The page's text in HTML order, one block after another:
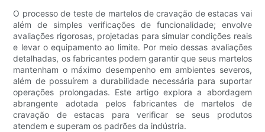
O processo de teste de martelos de cravação de estacas vai
além de simples verificações de funcionalidade; envolve
avaliações rigorosas, projetadas para simular condições reais
e levar o equipamento ao limite. Por meio dessas avaliações
detalhadas, os fabricantes podem garantir que seus martelos
mantenham o máximo desempenho em ambientes severos,
além de possuírem a durabilidade necessária para suportar
operações prolongadas. Este artigo explora a abordagem
abrangente adotada pelos fabricantes de martelos de
cravação de estacas para verificar se seus produtos
atendem e superam os padrões da indústria.